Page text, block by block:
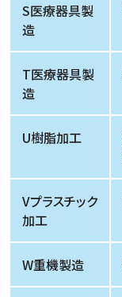
S医療器具製
造
T医療器具製
造
U樹脂加工
Vプラスチック
加工
W重機製造